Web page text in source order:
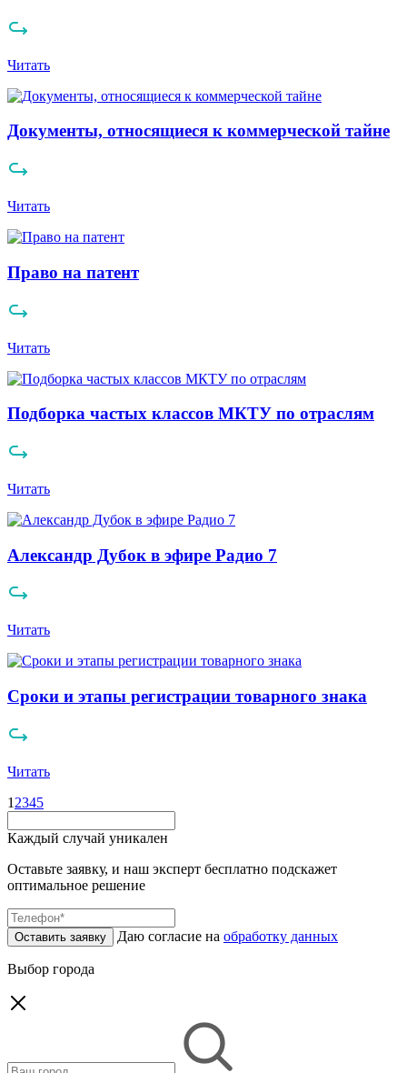
Читать
Документы, относящиеся к коммерческой тайне
Читать
Право на патент
Читать
Подборка частых классов МКТУ по отраслям
Читать
Александр Дубок в эфире Радио 7
Читать
Сроки и этапы регистрации товарного знака
Читать
1 2345
Каждый случай уникален
Оставьте заявку, и наш эксперт бесплатно подскажет
оптимальное решение
Оставить заявку Даю согласие на обработку данных
Выбор города